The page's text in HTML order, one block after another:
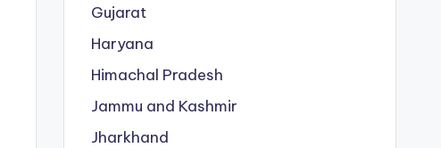
Gujarat
Haryana
Himachal Pradesh
Jammu and Kashmir
Jharkhand